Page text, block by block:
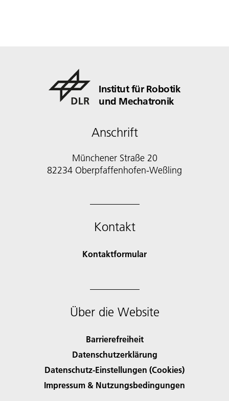
Institut für Robotik
und Mechatronik
Anschrift
Münchener Straße 20
82234 Oberpfaffenhofen-Weßling
Kontakt
Kontaktformular
Über die Website
Barrierefreiheit
Datenschutzerklärung
Datenschutz-Einstellungen (Cookies)
Impressum & Nutzungsbedingungen